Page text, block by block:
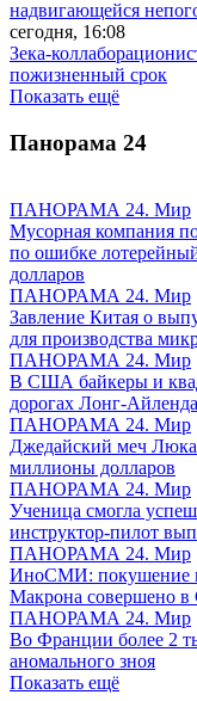
надвигающейся
сегодня, 16:08
Зека-
пожизненный срок
Показать ещё
Панорама 24
ПАНОРАМА 24. Мир
Мусорная компания
по ошибке
долларов
ПАНОРАМА 24. Мир
Завление Китая о
для производства
ПАНОРАМА 24. Мир
В США байкеры и
дорогах Лонг-Айленда
ПАНОРАМА 24. Мир
Джедайский меч Люка
миллионы долларов
ПАНОРАМА 24. Мир
Ученица смогла
инструктор-пилот
ПАНОРАМА 24. Мир
ИноСМИ: покушение
Макрона совершено в
ПАНОРАМА 24. Мир
Во Франции более 2
аномального зноя
Показать ещё